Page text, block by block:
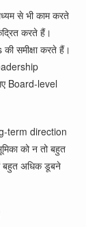
से भी काम करते
करते हैं।
समीक्षा करते हैं।
Board-level
term direction
को न तो बहुत
अधिक डूबने